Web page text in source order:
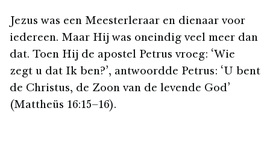
Jezus was een Meesterleraar en dienaar voor
iedereen. Maar Hij was oneindig veel meer dan
dat. Toen Hij de apostel Petrus vroeg: ‘Wie
zegt u dat Ik ben?’, antwoordde Petrus: ‘U bent
de Christus, de Zoon van de levende God’
(Mattheüs 16:15–16).